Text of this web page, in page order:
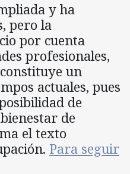
y ha
pero la
por cuenta
profesionales,
un
actuales, pues
de
de
el texto
Para seguir